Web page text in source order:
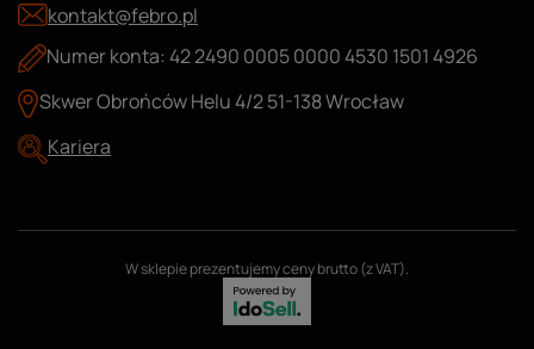
kontakt@febro.pl
Numer konta: 42 2490 0005 0000 4530 1501 4926
Skwer Obrońców Helu 4/2 51-138 Wrocław
Kariera
W sklepie prezentujemy ceny brutto (z VAT).